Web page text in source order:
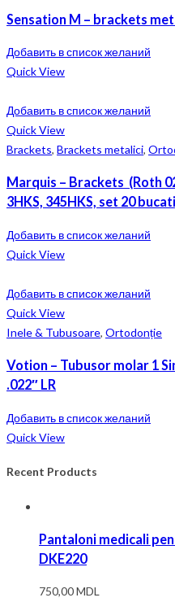
Sensation M – brackets
Добавить в список желаний
Quick View
Добавить в список желаний
Quick View
Brackets, Brackets metalici,
Marquis – Brackets (Roth
3HKS, 345HKS, set 20
Добавить в список желаний
Quick View
Добавить в список желаний
Quick View
Inele & Tubusoare, Ortodonție
Votion – Tubusor molar 1
.022″ LR
Добавить в список желаний
Quick View
Recent Products
Pantaloni medicali
DKE220
750,00MDL